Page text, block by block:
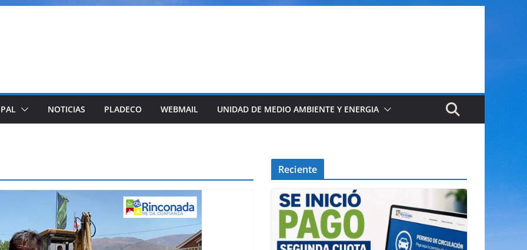
NOTICIAS PLADECO WEBMAIL UNIDAD DE MEDIO AMBIENTE Y ENERGIA
Reciente